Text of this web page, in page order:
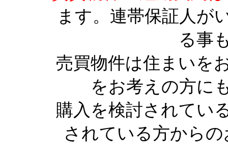
ます。連帯保証人が
る事
売買物件は住まいを
をお考えの方に
購入を検討されてい
されている方から